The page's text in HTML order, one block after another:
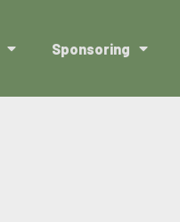
Sponsoring